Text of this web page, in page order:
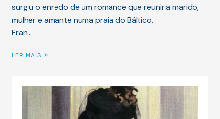
surgiu o enredo de um romance que reuniria marido,
mulher e amante numa praia do Báltico.
Fran…
LER MAIS